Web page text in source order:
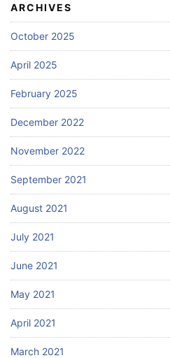
ARCHIVES
October 2025
April 2025
February 2025
December 2022
November 2022
September 2021
August 2021
July 2021
June 2021
May 2021
April 2021
March 2021